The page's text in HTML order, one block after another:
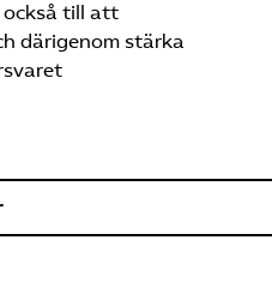
också till att
därigenom stärka